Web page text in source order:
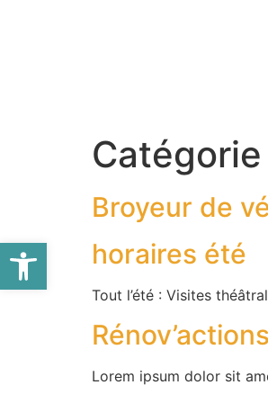
Catégorie
Broyeur de
horaires été
Tout l’été : Visites
Lorem ipsum dolor sit
Ouvrir la barre d’outils